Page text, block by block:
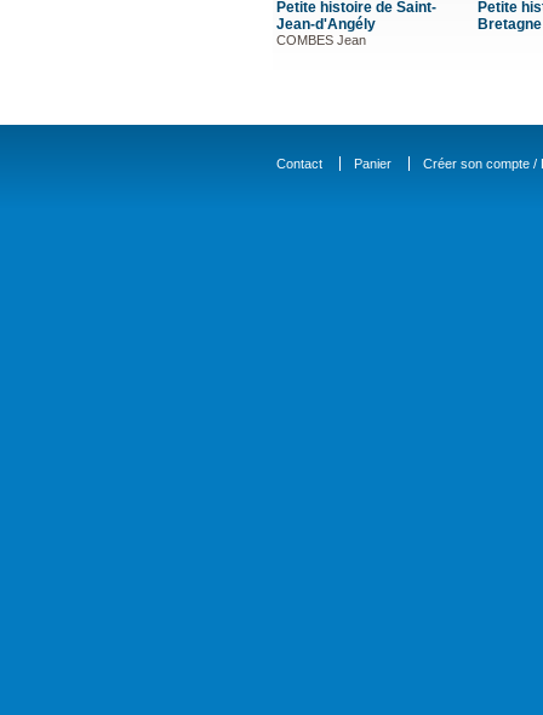
Petite histoire de Saint-
Jean-d'Angély
COMBES Jean
Petite
Bretagne
Contact Panier Créer son compte /